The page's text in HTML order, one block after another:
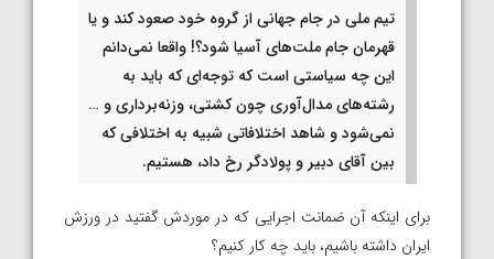
تیم ملی در جام جهانی از گروه خود صعود کند و یا
قهرمان جام ملت‌های آسیا شود؟! واقعا نمی‌دانم
این چه سیاستی است که توجه‌ای که باید به
رشته‌های مدال‌آوری چون کشتی، وزنه‌برداری و …
نمی‌شود و شاهد اختلافاتی شبیه به اختلافی که
بین آقای دبیر و پولادگر رخ داد، هستیم.
برای اینکه آن ضمانت اجرایی که در موردش گفتید در ورزش
ایران داشته باشیم، باید چه کار کنیم؟